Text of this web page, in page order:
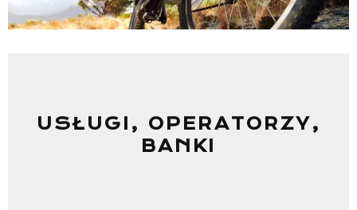
USŁUGI, OPERATORZY,
BANKI